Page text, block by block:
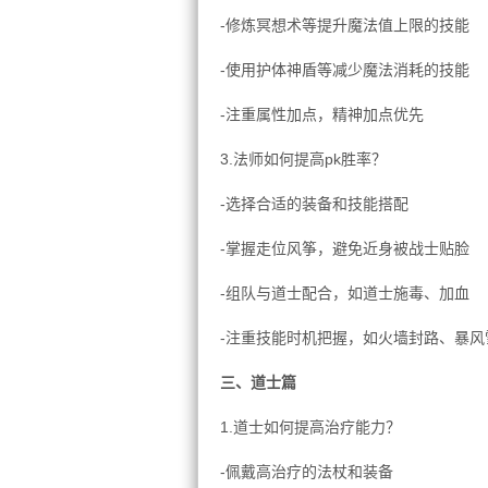
-修炼冥想术等提升魔法值上限的技能
-使用护体神盾等减少魔法消耗的技能
-注重属性加点，精神加点优先
3.法师如何提高pk胜率？
-选择合适的装备和技能搭配
-掌握走位风筝，避免近身被战士贴脸
-组队与道士配合，如道士施毒、加血
-注重技能时机把握，如火墙封路、暴
三、道士篇
1.道士如何提高治疗能力？
-佩戴高治疗的法杖和装备